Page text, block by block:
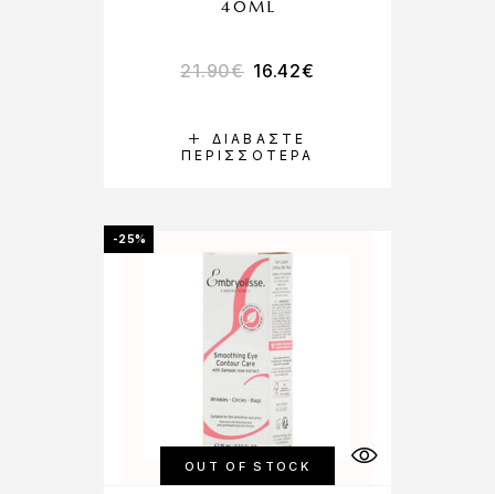
ΔΙΑΒΆΣΤΕ
ΠΕΡΙΣΣΌΤΕΡΑ
40ML
21.90€ 16.42€
-25%
OUT OF STOCK